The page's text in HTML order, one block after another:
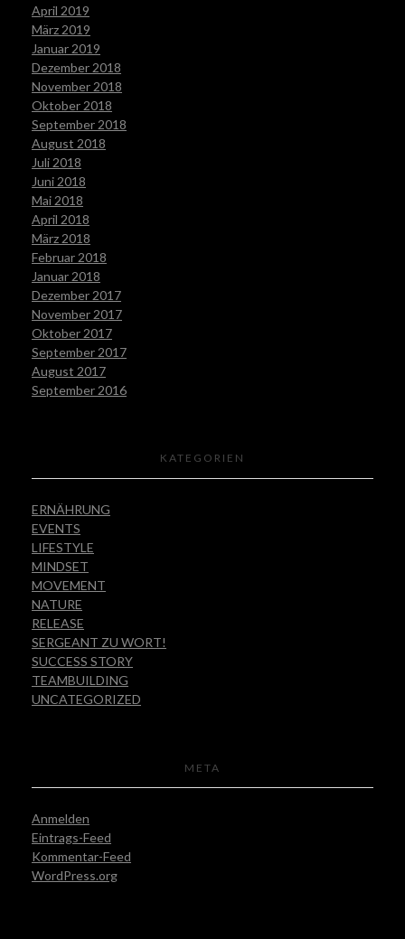
April 2019
März 2019
Januar 2019
Dezember 2018
November 2018
Oktober 2018
September 2018
August 2018
Juli 2018
Juni 2018
Mai 2018
April 2018
März 2018
Februar 2018
Januar 2018
Dezember 2017
November 2017
Oktober 2017
September 2017
August 2017
September 2016
KATEGORIEN
ERNÄHRUNG
EVENTS
LIFESTYLE
MINDSET
MOVEMENT
NATURE
RELEASE
SERGEANT ZU WORT!
SUCCESS STORY
TEAMBUILDING
UNCATEGORIZED
META
Anmelden
Eintrags-Feed
Kommentar-Feed
WordPress.org